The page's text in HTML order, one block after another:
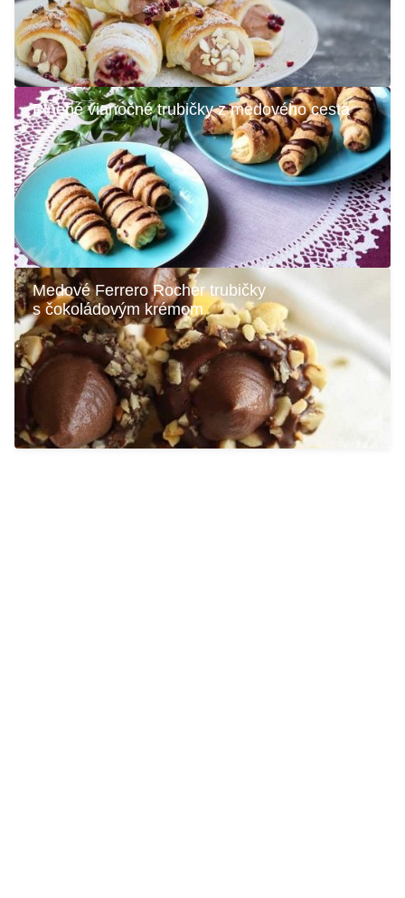
Plnené vianočné trubičky z medového cesta
Medové Ferrero Rocher trubičky
s čokoládovým krémom